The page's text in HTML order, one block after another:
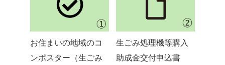
お住まいの地域のコ
ンポスター（生ごみ
生ごみ処理機等購入
助成金交付申込書